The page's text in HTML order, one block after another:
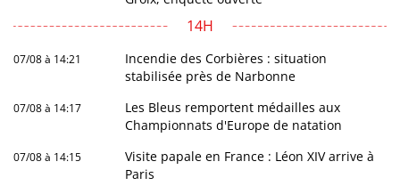
14H
07/08 à 14:21
Incendie des Corbières : situation
stabilisée près de Narbonne
07/08 à 14:17
Les Bleus remportent médailles aux
Championnats d'Europe de natation
07/08 à 14:15
Visite papale en France : Léon XIV arrive à
Paris